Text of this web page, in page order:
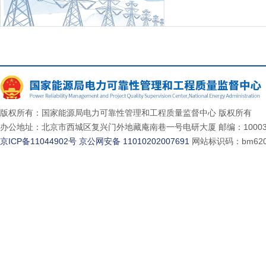
版权所有：国家能源局电力可靠性管理和工程质量监督中心 版权所有
办公地址：北京市西城区复兴门外地藏庵南巷一号电研大厦 邮编：
京ICP备11044902号 京公网安备 11010202007691 网站标识码：